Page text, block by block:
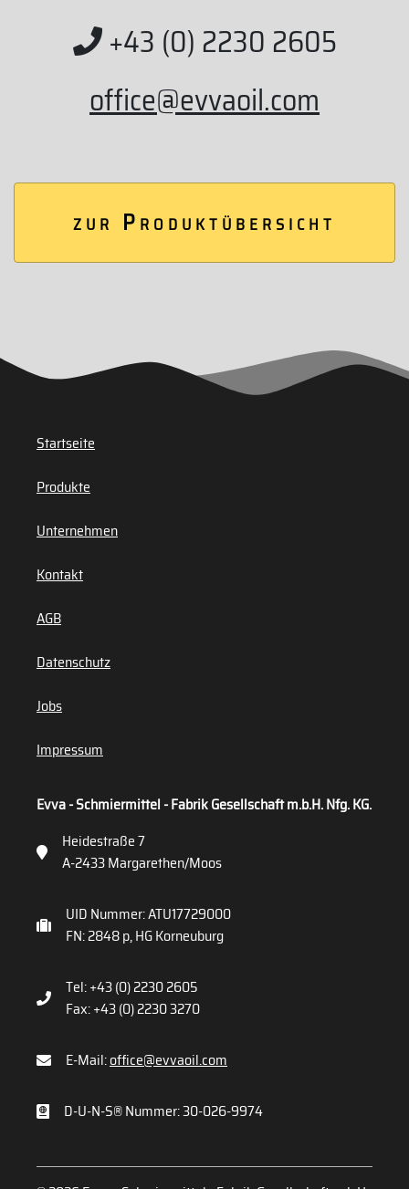
+43 (0) 2230 2605
office@evvaoil.com
zur Produktübersicht
Startseite
Produkte
Unternehmen
Kontakt
AGB
Datenschutz
Jobs
Impressum
Evva - Schmiermittel - Fabrik Gesellschaft m.b.H. Nfg. KG.
Heidestraße 7
A-2433 Margarethen/Moos
UID Nummer: ATU17729000
FN: 2848 p, HG Korneuburg
Tel: +43 (0) 2230 2605
Fax: +43 (0) 2230 3270
E-Mail:office@evvaoil.com
D-U-N-S® Nummer: 30-026-9974